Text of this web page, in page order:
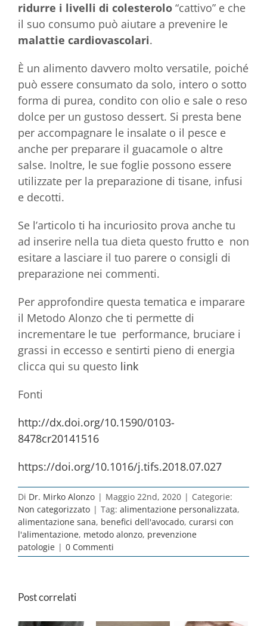
ridurre i livelli di colesterolo “cattivo” e che
il suo consumo può aiutare a prevenire le
malattie cardiovascolari.
È un alimento davvero molto versatile, poiché
può essere consumato da solo, intero o sotto
forma di purea, condito con olio e sale o reso
dolce per un gustoso dessert. Si presta bene
per accompagnare le insalate o il pesce e
anche per preparare il guacamole o altre
salse. Inoltre, le sue foglie possono essere
utilizzate per la preparazione di tisane, infusi
e decotti.
Se l’articolo ti ha incuriosito prova anche tu
ad inserire nella tua dieta questo frutto e non
esitare a lasciare il tuo parere o consigli di
preparazione nei commenti.
Per approfondire questa tematica e imparare
il Metodo Alonzo che ti permette di
incrementare le tue performance, bruciare i
grassi in eccesso e sentirti pieno di energia
clicca qui su questo link
Fonti
http://dx.doi.org/10.1590/0103-
8478cr20141516
https://doi.org/10.1016/j.tifs.2018.07.027
Di Dr. Mirko Alonzo | Maggio 22nd, 2020 | Categorie:
Non categorizzato | Tag: alimentazione personalizzata,
alimentazione sana, benefici dell'avocado, curarsi con
l'alimentazione, metodo alonzo, prevenzione
patologie | 0 Commenti
Post correlati